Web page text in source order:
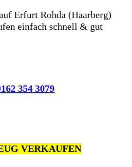
Erfurt Rohda (Haarberg)
einfach schnell & gut
354 3079
VERKAUFEN